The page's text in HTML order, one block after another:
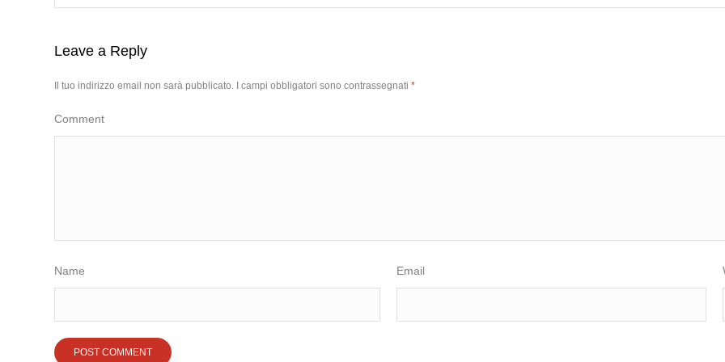
Leave a Reply
Il tuo indirizzo email non sarà pubblicato. I campi obbligatori sono contrassegnati*
Comment
Name Email